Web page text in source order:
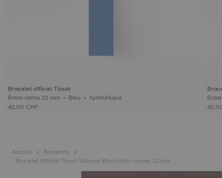
Bracelet officiel Tissot
Entre-corne 22 mm • Bleu • Synthétique
42,00 CHF
Accueil
Bracelets
Bracelet Officiel Tissot Silicone Bleu Entre-cornes 22 mm